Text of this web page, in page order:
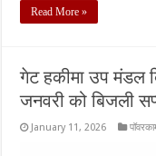
Read More »
गेट हकीमा उप मंडल
जनवरी को बिजली
January 11, 2026